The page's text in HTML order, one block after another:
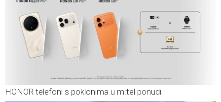
HONOR telefoni s poklonima u m:tel ponudi